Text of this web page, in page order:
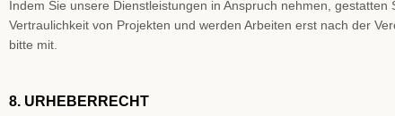
Indem Sie unsere Dienstleistungen in Anspruch nehmen,
Vertraulichkeit von Projekten und werden Arbeiten erst nach der
bitte mit.
8. URHEBERRECHT